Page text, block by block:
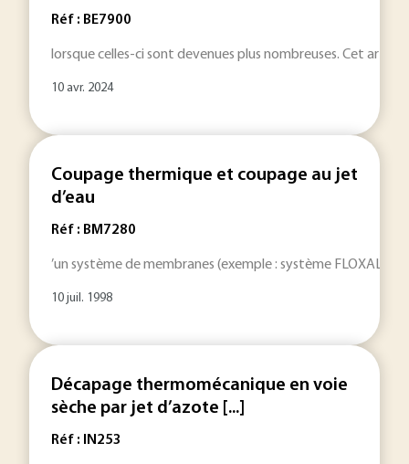
Réf : BE7900
lorsque celles-ci sont devenues plus nombreuses. Cet
10 avr. 2024
Coupage thermique et coupage au jet
d’eau
Réf : BM7280
’un système de membranes (exemple : système FLOXAL de
10 juil. 1998
Décapage thermomécanique en voie
sèche par jet d’azote [...]
Réf : IN253